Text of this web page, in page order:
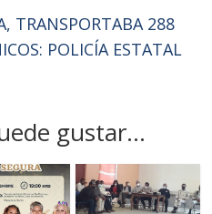
TRANSPORTABA 288
POLICÍA ESTATAL
gustar...